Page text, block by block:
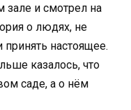
зале и смотрел на
о людях, не
настоящее.
казалось, что
саде, а о нём